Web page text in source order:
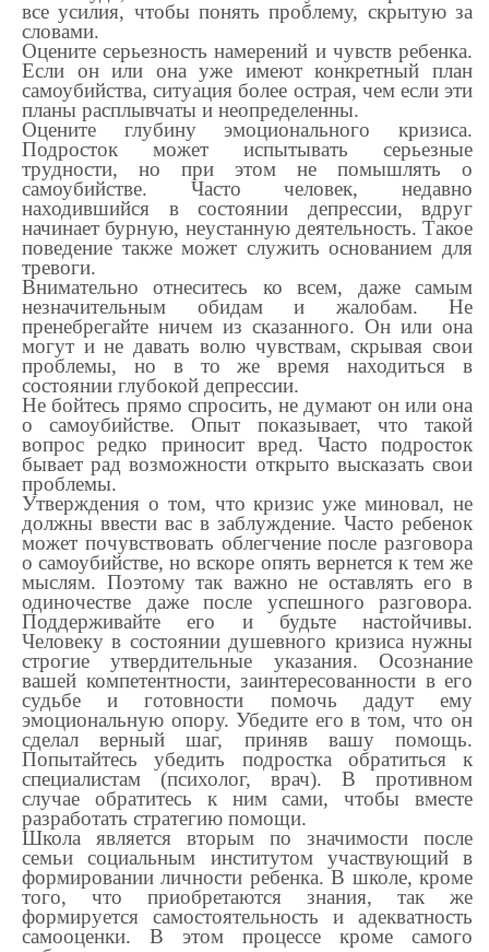
все усилия, чтобы понять проблему, скрытую за
словами.
Оцените серьезность намерений и чувств ребенка.
Если он или она уже имеют конкретный план
самоубийства, ситуация более острая, чем если эти
планы расплывчаты и неопределенны.
Оцените глубину эмоционального кризиса.
Подросток может испытывать серьезные
трудности, но при этом не помышлять о
самоубийстве. Часто человек, недавно
находившийся в состоянии депрессии, вдруг
начинает бурную, неустанную деятельность. Такое
поведение также может служить основанием для
тревоги.
Внимательно отнеситесь ко всем, даже самым
незначительным обидам и жалобам. Не
пренебрегайте ничем из сказанного. Он или она
могут и не давать волю чувствам, скрывая свои
проблемы, но в то же время находиться в
состоянии глубокой депрессии.
Не бойтесь прямо спросить, не думают он или она
о самоубийстве. Опыт показывает, что такой
вопрос редко приносит вред. Часто подросток
бывает рад возможности открыто высказать свои
проблемы.
Утверждения о том, что кризис уже миновал, не
должны ввести вас в заблуждение. Часто ребенок
может почувствовать облегчение после разговора
о самоубийстве, но вскоре опять вернется к тем же
мыслям. Поэтому так важно не оставлять его в
одиночестве даже после успешного разговора.
Поддерживайте его и будьте настойчивы.
Человеку в состоянии душевного кризиса нужны
строгие утвердительные указания. Осознание
вашей компетентности, заинтересованности в его
судьбе и готовности помочь дадут ему
эмоциональную опору. Убедите его в том, что он
сделал верный шаг, приняв вашу помощь.
Попытайтесь убедить подростка обратиться к
специалистам (психолог, врач). В противном
случае обратитесь к ним сами, чтобы вместе
разработать стратегию помощи.
Школа является вторым по значимости после
семьи социальным институтом участвующий в
формировании личности ребенка. В школе, кроме
того, что приобретаются знания, так же
формируется самостоятельность и адекватность
самооценки. В этом процессе кроме самого